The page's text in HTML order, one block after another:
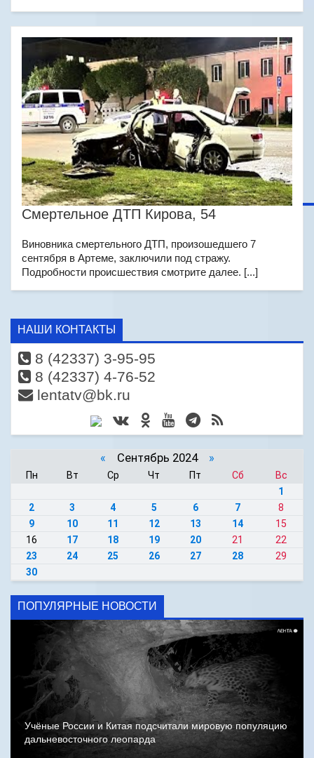
Смертельное ДТП Кирова, 54
Виновника смертельного ДТП, произошедшего 7
сентября в Артеме, заключили под стражу.
Подробности происшествия смотрите далее. [...]
НАШИ КОНТАКТЫ
8 (42337) 3-95-95
8 (42337) 4-76-52
lentatv@bk.ru
« Сентябрь 2024 »
Пн Вт Ср Чт Пт Сб
Вс
1
2
3 4 5 6 7
8
9
10 11 12 13 14
15
16
17 18 19 20 21
22
23
24 25 26 27 28
29
30
ПОПУЛЯРНЫЕ НОВОСТИ
Учёные России и Китая подсчитали мировую популяцию
дальневосточного леопарда